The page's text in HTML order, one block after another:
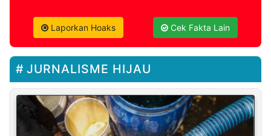
Laporkan Hoaks Cek Fakta Lain
JURNALISME HIJAU